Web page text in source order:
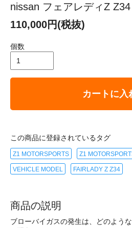
nissan フェアレディZ Z34
110,000円(税抜)
個数
カートに入
この商品に登録されているタグ
Z1 MOTORSPORTS Z1
VEHICLE MODEL FAIRLADY Z Z34
商品の説明
ブローバイガスの発生は、どのよう